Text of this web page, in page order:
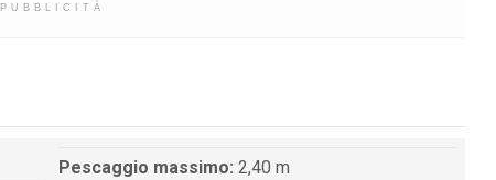
PUBBLICITÀ
Pescaggio massimo: 2,40 m